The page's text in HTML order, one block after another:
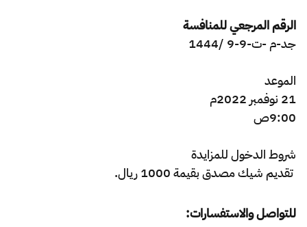
الرقم المرجعيللمنافسة
جد-م -ت-9-9 /1444
الموعد
21 نوفمبر 2022م
9:00ص
شروطالدخولللمزايدة
تقديم شيك مصدق بقيمة 1000 ريال.
للتواصل والاستفسارات: